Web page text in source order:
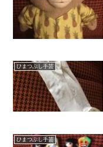
ひまつぶし手芸
ひまつぶし手芸